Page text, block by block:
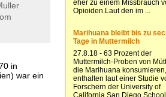
in
war ein